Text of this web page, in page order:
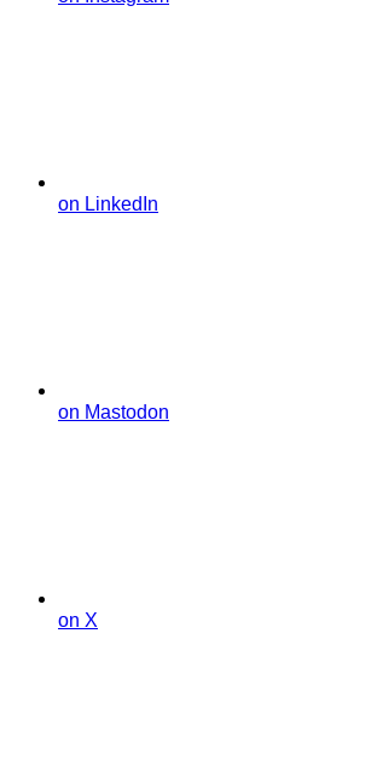
on LinkedIn
on Mastodon
on X